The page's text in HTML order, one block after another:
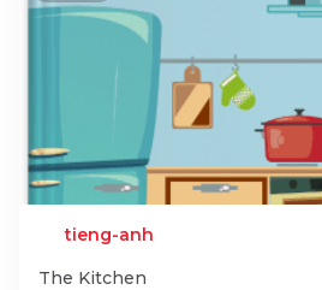
tieng-anh
The Kitchen